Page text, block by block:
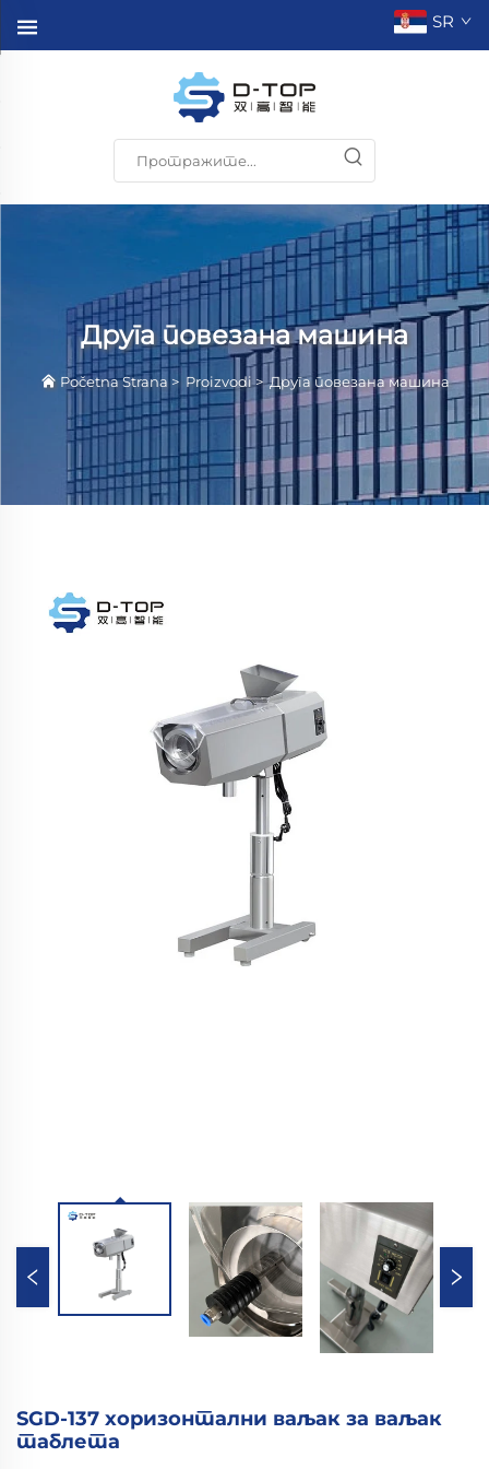
SR
Друга повезана машина
Početna Strana > Proizvodi>Друга повезана машина
SGD-137 хоризонтални ваљак за ваљак
таблета